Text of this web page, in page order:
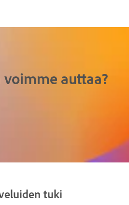
auttaa?
tuki